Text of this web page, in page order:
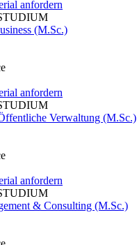
anfordern
(M.Sc.)
anfordern
Verwaltung (M.Sc.)
anfordern
& Consulting (M.Sc.)